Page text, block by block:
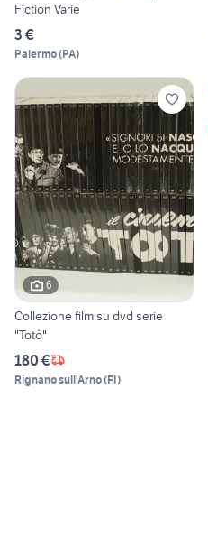
Fiction Varie
3 €
Palermo(PA)
6
Collezione film su dvd serie
"Totò"
180 €
Rignano sull'Arno(FI)